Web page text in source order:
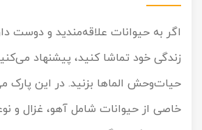
اگر به حیوانات علاقه‌مندید و دوست
زندگی خود تماشا کنید، پیشنهاد
حیات‌وحش الماها بزنید. در این‌ پارک
خاصی از حیوانات شامل آهو، غزال و